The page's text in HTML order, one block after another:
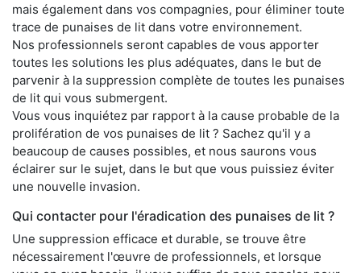
mais également dans vos compagnies, pour éliminer toute
trace de punaises de lit dans votre environnement.
Nos professionnels seront capables de vous apporter
toutes les solutions les plus adéquates, dans le but de
parvenir à la suppression complète de toutes les punaises
de lit qui vous submergent.
Vous vous inquiétez par rapport à la cause probable de la
prolifération de vos punaises de lit ? Sachez qu'il y a
beaucoup de causes possibles, et nous saurons vous
éclairer sur le sujet, dans le but que vous puissiez éviter
une nouvelle invasion.
Qui contacter pour l'éradication des punaises de lit ?
Une suppression efficace et durable, se trouve être
nécessairement l'œuvre de professionnels, et lorsque